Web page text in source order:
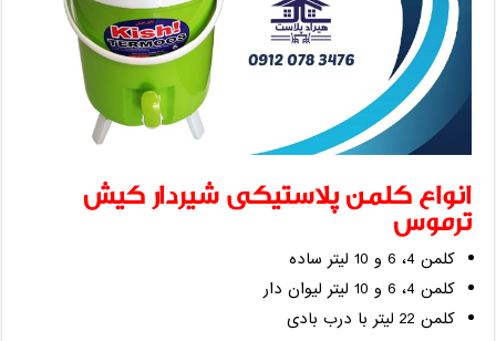
انواع کلمن پلاستیکی شیردار کیش
ترموس
کلمن 4، 6 و 10 لیتر ساده
کلمن 4، 6 و 10 لیتر لیوان دار
کلمن 22 لیتر با درب بادی